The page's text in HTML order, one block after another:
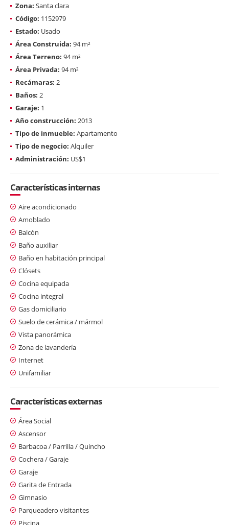
Zona: Santa clara
Código: 1152979
Estado: Usado
Área Construida: 94 m²
Área Terreno: 94 m²
Área Privada: 94 m²
Recámaras: 2
Baños: 2
Garaje: 1
Año construcción: 2013
Tipo de inmueble: Apartamento
Tipo de negocio: Alquiler
Administración: US$1
Características internas
Aire acondicionado
Amoblado
Balcón
Baño auxiliar
Baño en habitación principal
Clósets
Cocina equipada
Cocina integral
Gas domiciliario
Suelo de cerámica / mármol
Vista panorámica
Zona de lavandería
Internet
Unifamiliar
Características externas
Área Social
Ascensor
Barbacoa / Parrilla / Quincho
Cochera / Garaje
Garaje
Garita de Entrada
Gimnasio
Parqueadero visitantes
Piscina